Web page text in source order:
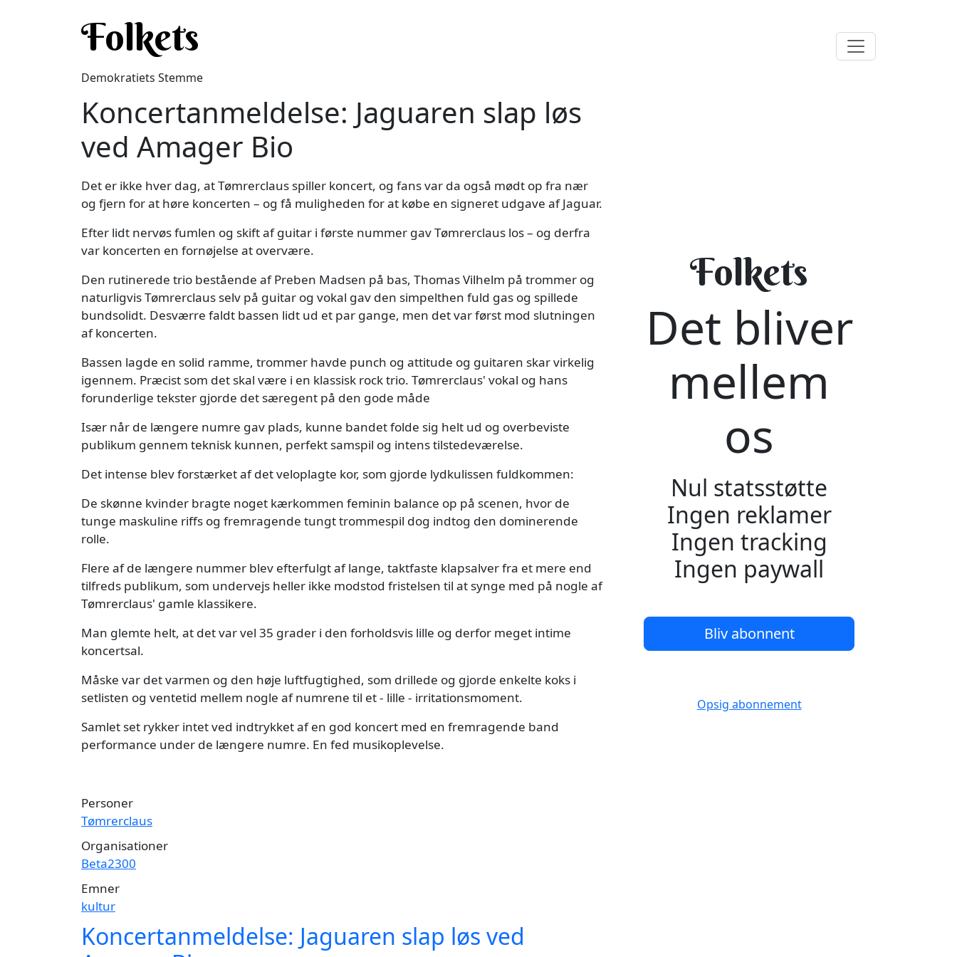
Folkets
Demokratiets Stemme
Koncertanmeldelse: Jaguaren slap løs
ved Amager Bio
Det er ikke hver dag, at Tømrerclaus spiller koncert, og fans var da også mødt op fra nær
og fjern for at høre koncerten – og få muligheden for at købe en signeret udgave af Jaguar.
Efter lidt nervøs fumlen og skift af guitar i første nummer gav Tømrerclaus los – og derfra
var koncerten en fornøjelse at overvære.
Den rutinerede trio bestående af Preben Madsen på bas, Thomas Vilhelm på trommer og
naturligvis Tømrerclaus selv på guitar og vokal gav den simpelthen fuld gas og spillede
bundsolidt. Desværre faldt bassen lidt ud et par gange, men det var først mod slutningen
af koncerten.
Bassen lagde en solid ramme, trommer havde punch og attitude og guitaren skar virkelig
igennem. Præcist som det skal være i en klassisk rock trio. Tømrerclaus' vokal og hans
forunderlige tekster gjorde det særegent på den gode måde
Især når de længere numre gav plads, kunne bandet folde sig helt ud og overbeviste
publikum gennem teknisk kunnen, perfekt samspil og intens tilstedeværelse.
Det intense blev forstærket af det veloplagte kor, som gjorde lydkulissen fuldkommen:
De skønne kvinder bragte noget kærkommen feminin balance op på scenen, hvor de
tunge maskuline riffs og fremragende tungt trommespil dog indtog den dominerende
rolle.
Flere af de længere nummer blev efterfulgt af lange, taktfaste klapsalver fra et mere end
tilfreds publikum, som undervejs heller ikke modstod fristelsen til at synge med på nogle af
Tømrerclaus' gamle klassikere.
Man glemte helt, at det var vel 35 grader i den forholdsvis lille og derfor meget intime
koncertsal.
Måske var det varmen og den høje luftfugtighed, som drillede og gjorde enkelte koks i
setlisten og ventetid mellem nogle af numrene til et - lille - irritationsmoment.
Samlet set rykker intet ved indtrykket af en god koncert med en fremragende band
performance under de længere numre. En fed musikoplevelse.
Personer
Tømrerclaus
Organisationer
Beta2300
Emner
kultur
Koncertanmeldelse: Jaguaren slap løs ved
Folkets
Det bliver
mellem
os
Nul statsstøtte
Ingen reklamer
Ingen tracking
Ingen paywall
Bliv abonnent
Opsig abonnement